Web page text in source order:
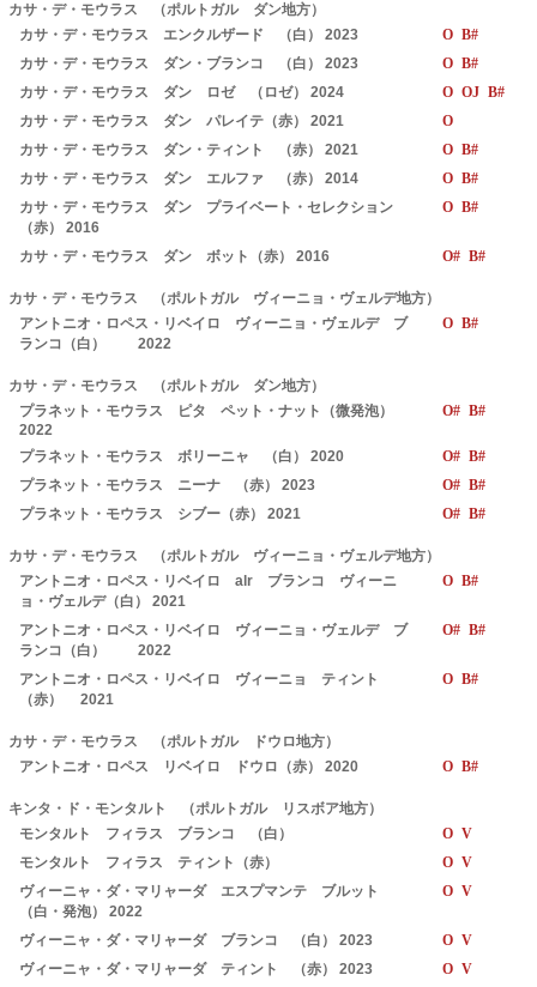
カサ・デ・モウラス （ポルトガル ダン地方）
カサ・デ・モウラス エンクルザード （白） 2023
O B#
カサ・デ・モウラス ダン・ブランコ （白） 2023
O B#
カサ・デ・モウラス ダン ロゼ （ロゼ） 2024
O OJ B#
カサ・デ・モウラス ダン パレイテ（赤） 2021
O
カサ・デ・モウラス ダン・ティント （赤） 2021
O B#
カサ・デ・モウラス ダン エルファ （赤） 2014
O B#
カサ・デ・モウラス ダン プライベート・セレクション
（赤） 2016
O B#
カサ・デ・モウラス ダン ボット（赤） 2016 O# B#
カサ・デ・モウラス （ポルトガル ヴィーニョ・ヴェルデ地方）
アントニオ・ロペス・リベイロ ヴィーニョ・ヴェルデ ブ
ランコ（白） 2022
O B#
カサ・デ・モウラス （ポルトガル ダン地方）
プラネット・モウラス ピタ ペット・ナット（微発泡）
2022
O# B#
プラネット・モウラス ボリーニャ （白） 2020
O# B#
プラネット・モウラス ニーナ （赤） 2023
O# B#
プラネット・モウラス シブー（赤） 2021
O# B#
カサ・デ・モウラス （ポルトガル ヴィーニョ・ヴェルデ地方）
アントニオ・ロペス・リベイロ alr ブランコ ヴィーニ
ョ・ヴェルデ（白） 2021
O B#
アントニオ・ロペス・リベイロ ヴィーニョ・ヴェルデ ブ
ランコ（白） 2022
O# B#
アントニオ・ロペス・リベイロ ヴィーニョ ティント
（赤） 2021
O B#
カサ・デ・モウラス （ポルトガル ドウロ地方）
アントニオ・ロペス リベイロ ドウロ（赤） 2020 O B#
キンタ・ド・モンタルト （ポルトガル リスボア地方）
モンタルト フィラス ブランコ （白）
O V
モンタルト フィラス ティント（赤）
O V
ヴィーニャ・ダ・マリャーダ エスプマンテ ブルット
（白・発泡） 2022
O V
ヴィーニャ・ダ・マリャーダ ブランコ （白） 2023
O V
ヴィーニャ・ダ・マリャーダ ティント （赤） 2023
O V